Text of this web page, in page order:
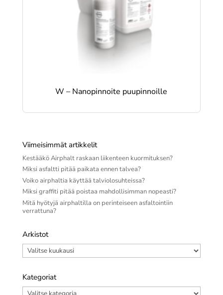
W – Nanopinnoite puupinnoille
Viimeisimmät artikkelit
Kestääkö Airphalt raskaan liikenteen kuormituksen?
Miksi asfaltti pitää paikata ennen talvea?
Voiko airphaltia käyttää talviolosuhteissa?
Miksi graffiti pitää poistaa mahdollisimman nopeasti?
Mitä hyötyjä airphaltilla on perinteiseen asfaltointiin
verrattuna?
Arkistot
Arkistot
Kategoriat
Kategoriat